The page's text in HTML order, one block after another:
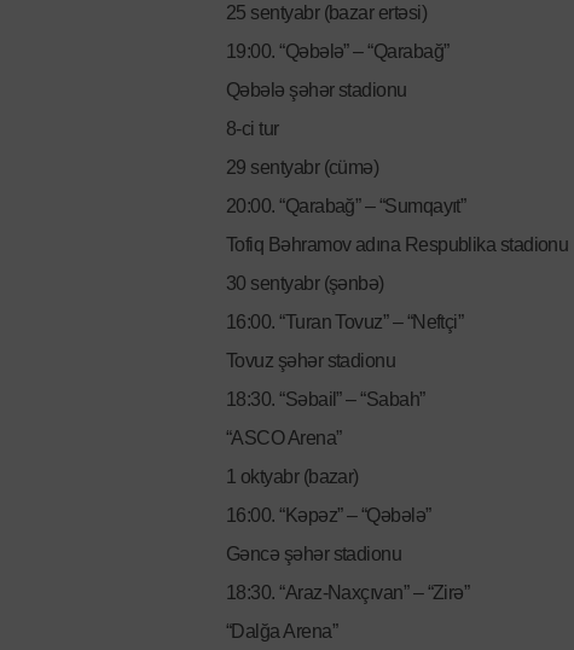
25 sentyabr (bazar ertəsi)
19:00. “Qəbələ” – “Qarabağ”
Qəbələ şəhər stadionu
8-ci tur
29 sentyabr (cümə)
20:00. “Qarabağ” – “Sumqayıt”
Tofiq Bəhramov adına Respublika stadionu
30 sentyabr (şənbə)
16:00. “Turan Tovuz” – “Neftçi”
Tovuz şəhər stadionu
18:30. “Səbail” – “Sabah”
“ASCO Arena”
1 oktyabr (bazar)
16:00. “Kəpəz” – “Qəbələ”
Gəncə şəhər stadionu
18:30. “Araz-Naxçıvan” – “Zirə”
“Dalğa Arena”